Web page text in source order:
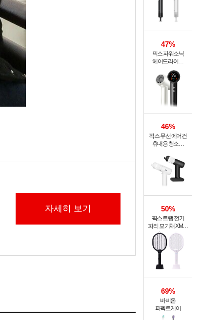
자세히 보기
47%
픽스 파워소닉
헤어드라이기
XHS-702
46%
픽스 무선 에어건
휴대용 청소기
50%
픽스 트랩 전기
파리 모기채 XMR-
301
69%
바비온
퍼펙트케어
퓨어슬림